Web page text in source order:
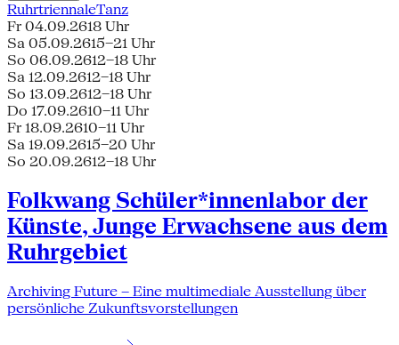
RuhrtriennaleTanz
Fr 04.09.2618 Uhr
Sa 05.09.2615–21 Uhr
So 06.09.2612–18 Uhr
Sa 12.09.2612–18 Uhr
So 13.09.2612–18 Uhr
Do 17.09.2610–11 Uhr
Fr 18.09.2610–11 Uhr
Sa 19.09.2615–20 Uhr
So 20.09.2612–18 Uhr
Folkwang Schüler*innenlabor der
Künste, Junge Erwachsene aus dem
Ruhrgebiet
Archiving Future – Eine multimediale Ausstellung über
persönliche Zukunftsvorstellungen